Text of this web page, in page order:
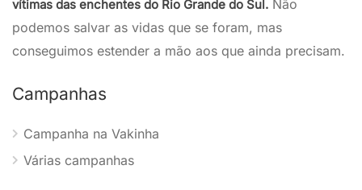
vítimas das enchentes do Rio Grande do Sul. Não
podemos salvar as vidas que se foram, mas
conseguimos estender a mão aos que ainda precisam.
Campanhas
Campanha na Vakinha
Várias campanhas